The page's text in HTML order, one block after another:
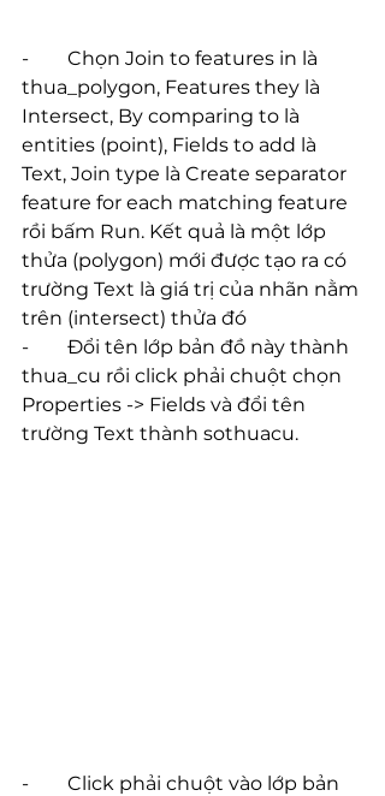
-        Chọn Join to features in là
thua_polygon, Features they là
Intersect, By comparing to là
entities (point), Fields to add là
Text, Join type là Create separator
feature for each matching feature
rồi bấm Run. Kết quả là một lớp
thửa (polygon) mới được tạo ra có
trường Text là giá trị của nhãn nằm
trên (intersect) thửa đó
-        Đổi tên lớp bản đồ này thành
thua_cu rồi click phải chuột chọn
Properties -> Fields và đổi tên
trường Text thành sothuacu.
-        Click phải chuột vào lớp bản